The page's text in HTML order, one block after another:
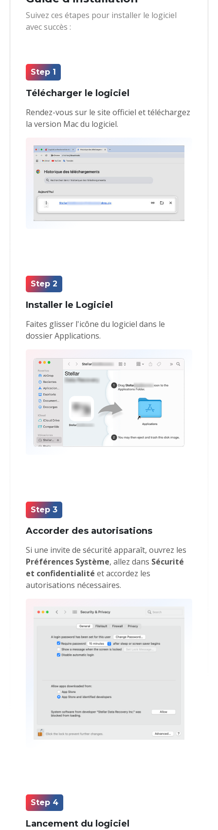
Suivez ces étapes pour installer le logiciel
avec succès :
Step 1
Télécharger le logiciel
Rendez-vous sur le site officiel et téléchargez
la version Mac du logiciel.
Step 2
Installer le Logiciel
Faites glisser l'icône du logiciel dans le
dossier Applications.
Step 3
Accorder des autorisations
Si une invite de sécurité apparaît, ouvrez les
Préférences Système, allez dans Sécurité
et confidentialité et accordez les
autorisations nécessaires.
Step 4
Lancement du logiciel